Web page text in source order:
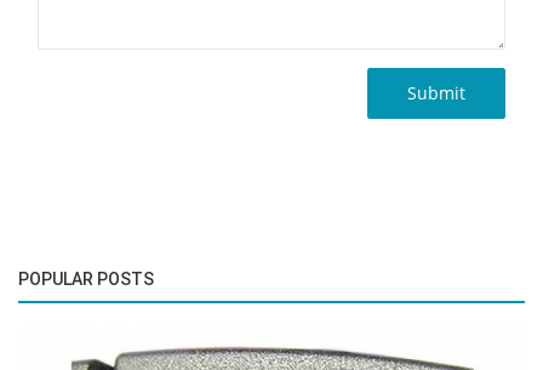
Submit
POPULAR POSTS